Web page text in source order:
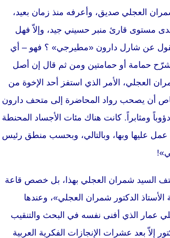
العجلي صديق، وأعرفه منذ زمان بعيد،
مستوى قارئ منبر حسيني جيد، وإلاّ فهل
عن شارل دارون «مطيرجي» ؟ فهو – أي
حمامة أو حمامتين ومن ثم قال إن أصل
العجلي، الأمر الذي استفز أحد الإخوة من
أن يصحب رواد المحاضرة إلى متحف دارون
ومثابراً. كانت هناك مئات الأجساد المحنطة
عليها وبها، وبالتالي، وبحسب منطق رئيس
السيد شمران العجلي بهذا، بل خصص قاعة
الدكتور شمران العجلي»، وعندها
عمار الذي أفنى نفسه في البحث والتنقيب
إلاّ بعد عشرات الإنجازات الفكرية العربية